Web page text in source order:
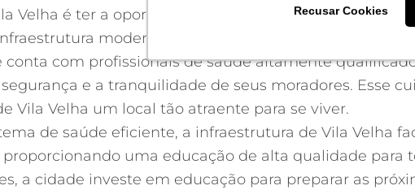
Recusar Cookies
Recusar Cookies
Velha é ter a oportunidade de aproveitar uma
moderna com uma rica oferta de serviços
conta com profissionais de saúde altamente
e a tranquilidade de seus moradores. Esse
Vila Velha um local tão atraente para se viver.
de saúde eficiente, a infraestrutura de Vila Velha
proporcionando uma educação de alta qualidade para
a cidade investe em educação para preparar as